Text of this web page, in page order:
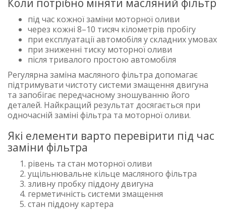
Коли потрібно міняти масляний фільтр
під час кожної заміни моторної оливи
через кожні 8–10 тисяч кілометрів пробігу
при експлуатації автомобіля у складних умовах
при зниженні тиску моторної оливи
після тривалого простою автомобіля
Регулярна заміна масляного фільтра допомагає
підтримувати чистоту системи змащення двигуна
та запобігає передчасному зношуванню його
деталей. Найкращий результат досягається при
одночасній заміні фільтра та моторної оливи.
Які елементи варто перевірити під час
заміни фільтра
рівень та стан моторної оливи
ущільнювальне кільце масляного фільтра
зливну пробку піддону двигуна
герметичність системи змащення
стан піддону картера